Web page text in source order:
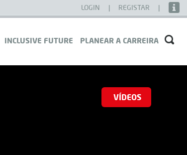
INCLUSIVE FUTURE PLANEAR A CARREIRA
LOGIN | REGISTAR |
VÍDEOS